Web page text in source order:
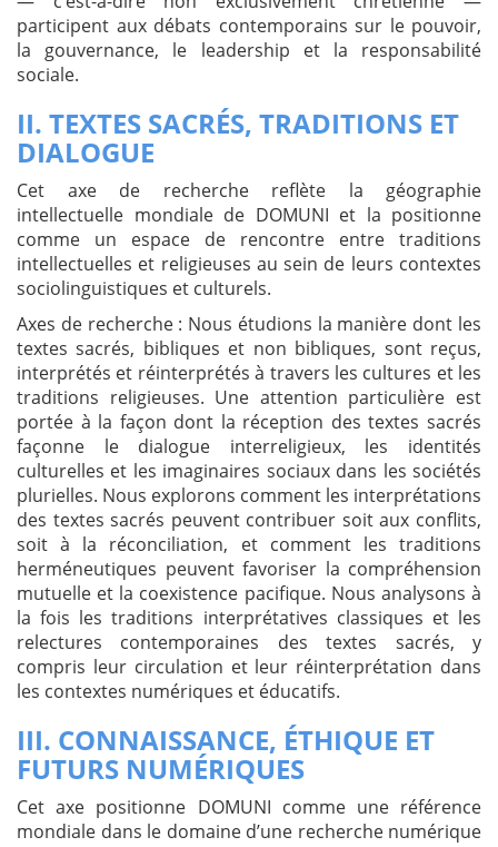
participent aux débats contemporains sur le pouvoir,
la gouvernance, le leadership et la responsabilité
sociale.
II. TEXTES SACRÉS, TRADITIONS ET
DIALOGUE
Cet axe de recherche reflète la géographie
intellectuelle mondiale de DOMUNI et la positionne
comme un espace de rencontre entre traditions
intellectuelles et religieuses au sein de leurs contextes
sociolinguistiques et culturels.
Axes de recherche : Nous étudions la manière dont les
textes sacrés, bibliques et non bibliques, sont reçus,
interprétés et réinterprétés à travers les cultures et les
traditions religieuses. Une attention particulière est
portée à la façon dont la réception des textes sacrés
façonne le dialogue interreligieux, les identités
culturelles et les imaginaires sociaux dans les sociétés
plurielles. Nous explorons comment les interprétations
des textes sacrés peuvent contribuer soit aux conflits,
soit à la réconciliation, et comment les traditions
herméneutiques peuvent favoriser la compréhension
mutuelle et la coexistence pacifique. Nous analysons à
la fois les traditions interprétatives classiques et les
relectures contemporaines des textes sacrés, y
compris leur circulation et leur réinterprétation dans
les contextes numériques et éducatifs.
III. CONNAISSANCE, ÉTHIQUE ET
FUTURS NUMÉRIQUES
Cet axe positionne DOMUNI comme une référence
mondiale dans le domaine d’une recherche numérique